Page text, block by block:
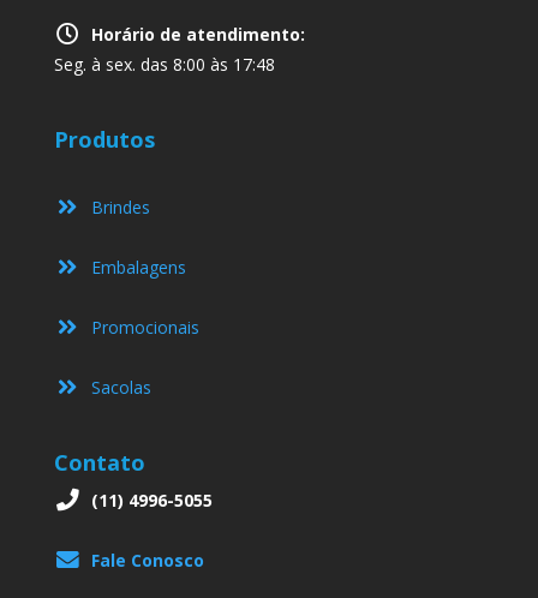
Horário de atendimento:
Seg. à sex. das 8:00 às 17:48
Produtos
Brindes
Embalagens
Promocionais
Sacolas
Contato
(11) 4996-5055
Fale Conosco